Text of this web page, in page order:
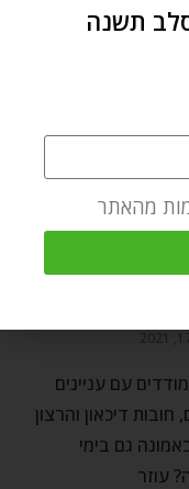
על עצמם
אבל כמה שזה
- שאלות ותשובות
עם עניינים
חובות דיכאון והרצון
גם בימי
עוזר
תשנה
מהאתר